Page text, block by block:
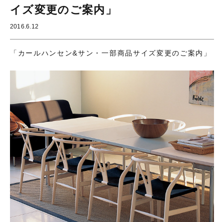
イズ変更のご案内」
2016.6.12
「カールハンセン&サン・一部商品サイズ変更のご案内」